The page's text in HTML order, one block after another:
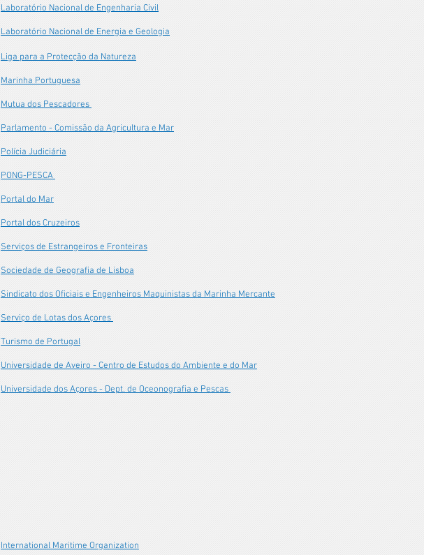
Laboratório Nacional de Engenharia Civil
Laboratório Nacional de Energia e Geologia
Liga para a Protecção da Natureza
Marinha Portuguesa
Mutua dos Pescadores
Parlamento - Comissão da Agricultura e Mar
Polícia Judiciária
PONG-PESCA
Portal do Mar
Portal dos Cruzeiros
Serviços de Estrangeiros e Fronteiras
Sociedade de Geografia de Lisboa
Sindicato dos Oficiais e Engenheiros Maquinistas da Marinha Mercante
Serviço de Lotas dos Açores
Turismo de Portugal
Universidade de Aveiro - Centro de Estudos do Ambiente e do Mar
Universidade dos Açores - Dept. de Oceonografia e Pescas
International Maritime Organization